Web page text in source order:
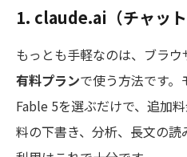
1. claude.ai（チャッ
もっとも手軽なのは、ブラウ
有料プランで使う方法です。
Fable 5を選ぶだけで、追加
料の下書き、分析、長文の